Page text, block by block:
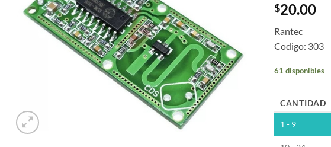
$20.00
Rantec
Codigo: 303
61 disponibles
CANTIDAD
1 - 9